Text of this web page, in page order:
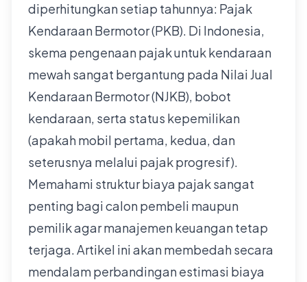
diperhitungkan setiap tahunnya: Pajak
Kendaraan Bermotor (PKB). Di Indonesia,
skema pengenaan pajak untuk kendaraan
mewah sangat bergantung pada Nilai Jual
Kendaraan Bermotor (NJKB), bobot
kendaraan, serta status kepemilikan
(apakah mobil pertama, kedua, dan
seterusnya melalui pajak progresif).
Memahami struktur biaya pajak sangat
penting bagi calon pembeli maupun
pemilik agar manajemen keuangan tetap
terjaga. Artikel ini akan membedah secara
mendalam perbandingan estimasi biaya